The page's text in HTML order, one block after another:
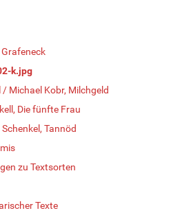
Grafeneck
k.jpg
Michael Kobr, Milchgeld
Die fünfte Frau
Tannöd
zu Textsorten
Texte